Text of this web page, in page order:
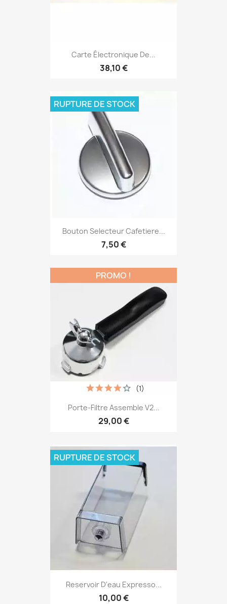
Carte Électronique De...
38,10 €
Bouton Selecteur Cafetiere...
7,50 €
RUPTURE DE STOCK
Porte-Filtre Assemble V2...
29,00 €
(1)
PROMO !
Reservoir D'eau Expresso...
10,00 €
RUPTURE DE STOCK